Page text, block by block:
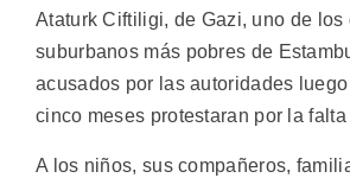
Ataturk Ciftiligi, de Gazi, uno de los
suburbanos más pobres de
acusados por las autoridades
cinco meses protestaran por la falta
A los niños, sus compañeros,